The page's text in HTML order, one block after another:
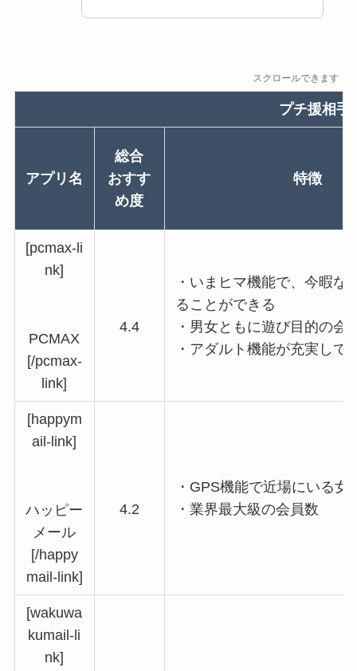
スクロールできます
プチ援相手
アプリ名
総合
おすす
め度
特徴
[pcmax-li
nk]
PCMAX
[/pcmax-
link]
4.4
・いまヒマ機能で、今暇な
ることができる
・男女ともに遊び目的の会
・アダルト機能が充実して
[happym
ail-link]
ハッピー
メール
[/happy
mail-link]
4.2
・GPS機能で近場にいる女
・業界最大級の会員数
[wakuwa
kumail-li
nk]